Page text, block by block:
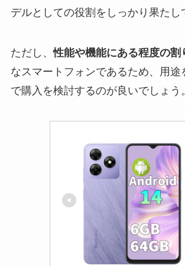
デルとしての役割をしっかり果たし
ただし、性能や機能にある程度の割
なスマートフォンであるため、用途
で購入を検討するのが良いでしょう。